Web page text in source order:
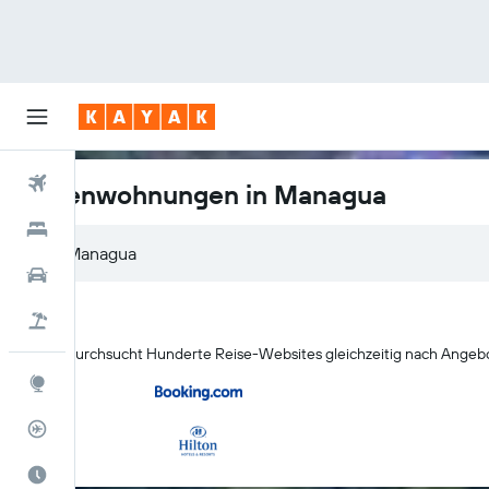
Ferienwohnungen in Managua
Managua
KAYAK durchsucht Hunderte Reise-Websites gleichzeitig nach